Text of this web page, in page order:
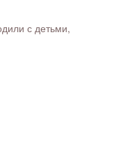
с детьми,